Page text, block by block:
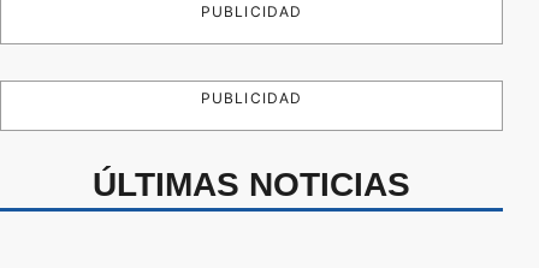
PUBLICIDAD
PUBLICIDAD
ÚLTIMAS NOTICIAS